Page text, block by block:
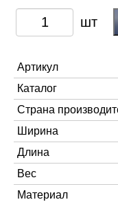
Артикул
Каталог
Страна
Ширина
Длина
Вес
Материал